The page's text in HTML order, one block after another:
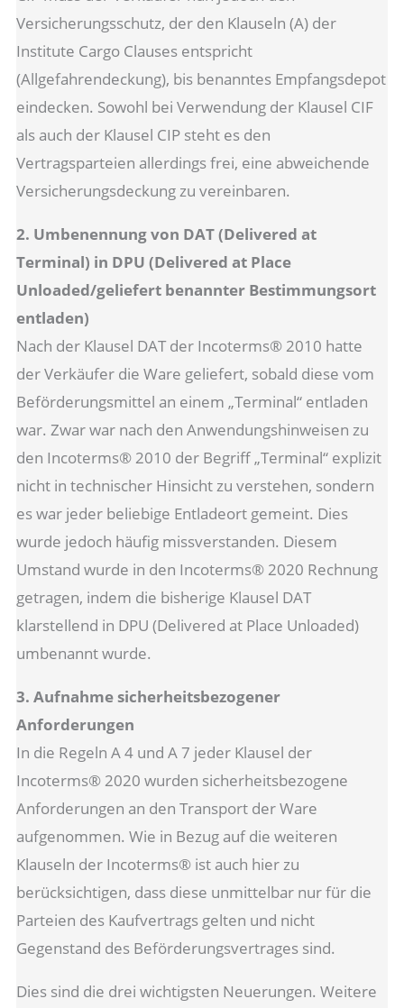
Versicherungsschutz, der den Klauseln (A) der
Institute Cargo Clauses entspricht
(Allgefahrendeckung), bis benanntes Empfangsdepot
eindecken. Sowohl bei Verwendung der Klausel CIF
als auch der Klausel CIP steht es den
Vertragsparteien allerdings frei, eine abweichende
Versicherungsdeckung zu vereinbaren.
2. Umbenennung von DAT (Delivered at
Terminal) in DPU (Delivered at Place
Unloaded/geliefert benannter Bestimmungsort
entladen)
Nach der Klausel DAT der Incoterms® 2010 hatte
der Verkäufer die Ware geliefert, sobald diese vom
Beförderungsmittel an einem „Terminal“ entladen
war. Zwar war nach den Anwendungshinweisen zu
den Incoterms® 2010 der Begriff „Terminal“ explizit
nicht in technischer Hinsicht zu verstehen, sondern
es war jeder beliebige Entladeort gemeint. Dies
wurde jedoch häufig missverstanden. Diesem
Umstand wurde in den Incoterms® 2020 Rechnung
getragen, indem die bisherige Klausel DAT
klarstellend in DPU (Delivered at Place Unloaded)
umbenannt wurde.
3. Aufnahme sicherheitsbezogener
Anforderungen
In die Regeln A 4 und A 7 jeder Klausel der
Incoterms® 2020 wurden sicherheitsbezogene
Anforderungen an den Transport der Ware
aufgenommen. Wie in Bezug auf die weiteren
Klauseln der Incoterms® ist auch hier zu
berücksichtigen, dass diese unmittelbar nur für die
Parteien des Kaufvertrags gelten und nicht
Gegenstand des Beförderungsvertrages sind.
Dies sind die drei wichtigsten Neuerungen. Weitere